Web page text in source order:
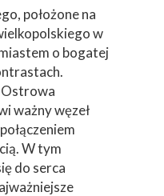
położone na
w
o bogatej
Ostrowa
ważny węzeł
W tym
do serca